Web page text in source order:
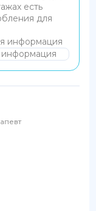
есть
для
информация
информация